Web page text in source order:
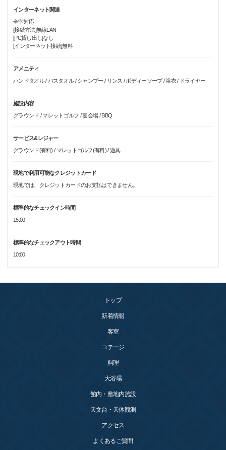
インターネット関連
全室対応
[接続方法]無線LAN
[PC貸し出し]なし
[インターネット接続]無料
アメニティ
ハンドタオル / バスタオル / シャンプー / リンス / ボディーソープ / 浴衣 / ドライヤー
施設内容
グラウンド / マレットゴルフ / 宴会場 / BBQ
サービス&レジャー
グラウンド(有料) / マレットゴルフ(有料) / 遊具
現地で利用可能なクレジットカード
現地では、クレジットカードのお支払はできません。
標準的なチェックイン時間
15:00
標準的なチェックアウト時間
10:00
トップ
新着情報
客室
コテージ
料理
大浴場
館内・敷地内施設
天文台・天体観測
アクセス
よくあるご質問